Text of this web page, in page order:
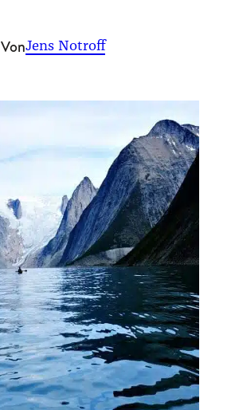
VonJens Notroff